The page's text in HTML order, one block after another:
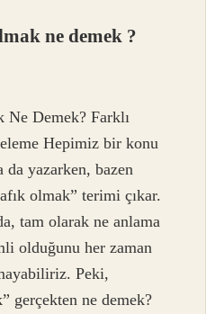
ne demek ?
Ne Demek? Farklı
Hepimiz bir konu
da yazarken, bazen
olmak” terimi çıkar.
tam olarak ne anlama
olduğunu her zaman
Peki,
gerçekten ne demek?